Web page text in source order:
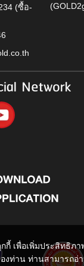
(ซื้อ-
Network
กี้ เพื่อเพิ่มประสิทธิภ
งท่าน ท่านสามารถอ่า